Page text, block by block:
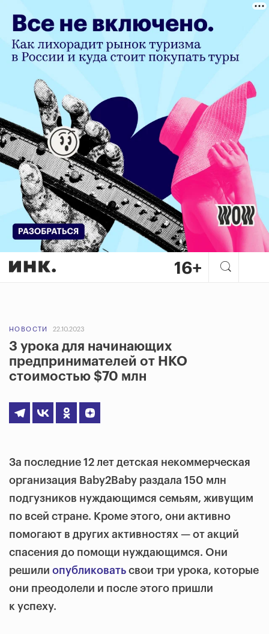
НОВОСТИ 22.10.2023
3 урока для начинающих
предпринимателей от НКО
стоимостью $70 млн
За последние 12 лет детская некоммерческая
организация Baby2Baby раздала 150 млн
подгузников нуждающимся семьям, живущим
по всей стране. Кроме этого, они активно
помогают в других активностях — от акций
спасения до помощи нуждающимся. Они
решили опубликовать свои три урока, которые
они преодолели и после этого пришли
к успеху.